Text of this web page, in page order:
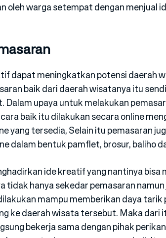
oleh warga setempat dengan menjual
dapat meningkatkan potensi daerah
baik dari daerah wisatanya itu
Dalam upaya untuk melakukan
baik itu dilakukan secara online
yang tersedia, Selain itu pemasaran
dalam bentuk pamflet, brosur, baliho
ide kreatif yang nantinya bisa
tidak hanya sekedar pemasaran
mampu memberikan daya tarik
ke daerah wisata tersebut. Maka dari
bekerja sama dengan pihak